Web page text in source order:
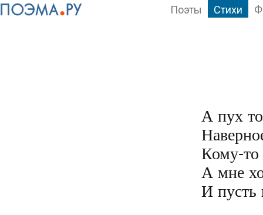
Поэты Стихи
А пух
Кому-то
А мне
И пусть